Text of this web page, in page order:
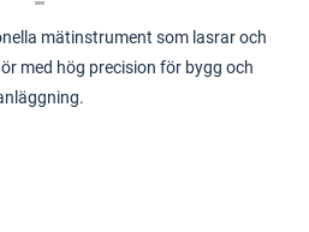
mätinstrument som lasrar och
med hög precision för bygg och